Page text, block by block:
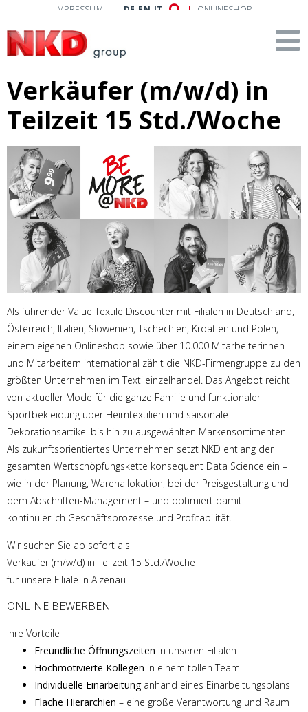
IMPRESSUM DE EN IT ONLINESHOP
Verkäufer (m/w/d) in
Teilzeit 15 Std./Woche
Als führender Value Textile Discounter mit Filialen in Deutschland,
Österreich, Italien, Slowenien, Tschechien, Kroatien und Polen,
einem eigenen Onlineshop sowie über 10.000 Mitarbeiterinnen
und Mitarbeitern international zählt die NKD-Firmengruppe zu den
größten Unternehmen im Textileinzelhandel. Das Angebot reicht
von aktueller Mode für die ganze Familie und funktionaler
Sportbekleidung über Heimtextilien und saisonale
Dekorationsartikel bis hin zu ausgewählten Markensortimenten.
Als zukunftsorientiertes Unternehmen setzt NKD entlang der
gesamten Wertschöpfungskette konsequent Data Science ein –
wie in der Planung, Warenallokation, bei der Preisgestaltung und
dem Abschriften-Management – und optimiert damit
kontinuierlich Geschäftsprozesse und Profitabilität.
Wir suchen Sie ab sofort als
Verkäufer (m/w/d) in Teilzeit 15 Std./Woche
für unsere Filiale in Alzenau
ONLINE BEWERBEN
Ihre Vorteile
Freundliche Öffnungszeiten in unseren Filialen
Hochmotivierte Kollegen in einem tollen Team
Individuelle Einarbeitunganhand eines Einarbeitungsplans
Flache Hierarchien – eine große Verantwortung und Raum